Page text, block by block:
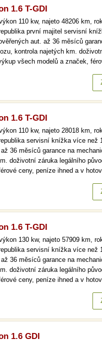
1.6 T-GDI
110 kw, najeto 48206 km,
první majitel servisní
aut. až 36 měsíců
kontrola najetých km.
všech modelů a značek,
na mechanický stav vozu,
1.6 T-GDI
110 kw, najeto 28018 km,
servisní knížka více než
36 měsíců garance na
doživotní záruka legálního
ceny, peníze ihned a v
kontrola najetých km.
1.6 T-GDI
130 kw, najeto 57909 km,
servisní knížka více než
36 měsíců garance na
doživotní záruka legálního
ceny, peníze ihned a v
kontrola najetých km.
1.6 GDI